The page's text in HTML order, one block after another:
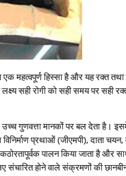
महत्‍वपूर्ण हिस्‍सा है और यह रक्‍त
सही रोगी को सही समय पर सही
गुणवत्ता मानकों पर बल देता है।
प्रथाओं (जीएमपी), दाता चयन,
पालन किया जाता है और
होने वाले संक्रमणों की